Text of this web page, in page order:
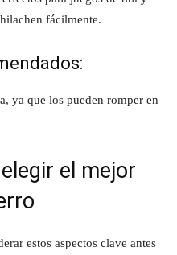
fácilmente.
ya que los pueden romper en
el mejor
estos aspectos clave antes